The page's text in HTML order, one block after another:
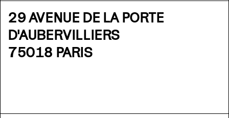
29 AVENUE DE LA PORTE
D'AUBERVILLIERS
75018 PARIS